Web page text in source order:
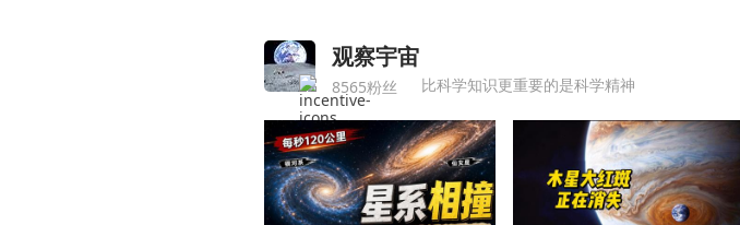
观察宇宙
8565粉丝 比科学知识更重要的是科学精神